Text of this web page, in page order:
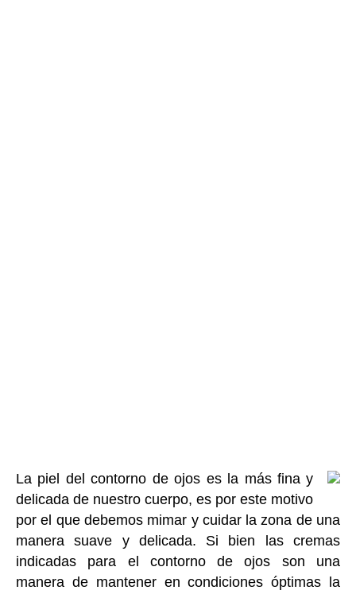
La piel del contorno de ojos es la más fina y
delicada de nuestro cuerpo, es por este motivo
por el que debemos mimar y cuidar la zona de una
manera suave y delicada. Si bien las cremas
indicadas para el contorno de ojos son una
manera de mantener en condiciones óptimas la